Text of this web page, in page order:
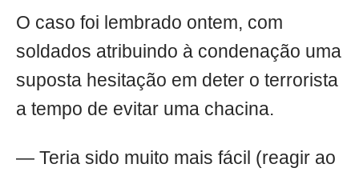
O caso foi lembrado ontem, com
soldados atribuindo à condenação uma
suposta hesitação em deter o terrorista
a tempo de evitar uma chacina.
— Teria sido muito mais fácil (reagir ao